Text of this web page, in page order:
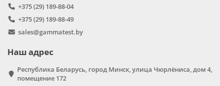
+375 (29) 189-88-04
+375 (29) 189-88-49
sales@gammatest.by
Наш адрес
Республика Беларусь, город Минск, улица Чюрлёниса, дом 4,
помещение 172